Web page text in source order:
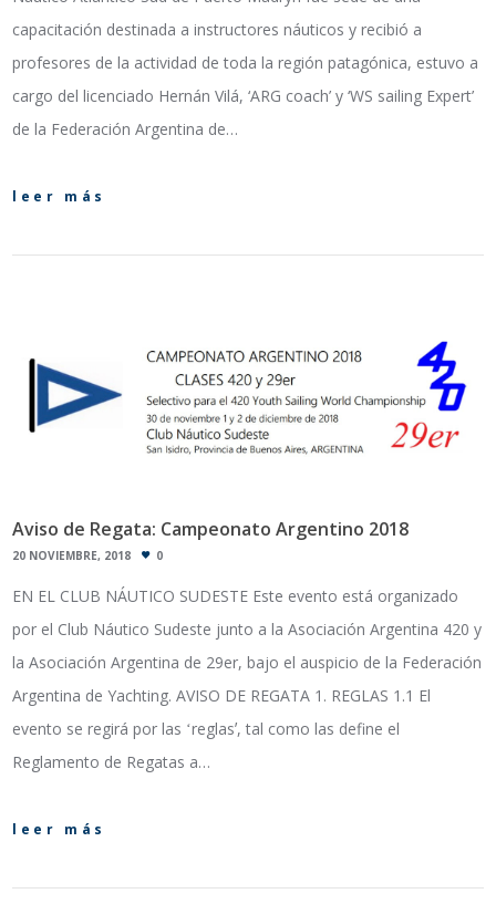
capacitación destinada a instructores náuticos y recibió a
profesores de la actividad de toda la región patagónica, estuvo a
cargo del licenciado Hernán Vilá, ‘ARG coach’ y ‘WS sailing Expert’
de la Federación Argentina de…
leer más
Aviso de Regata: Campeonato Argentino 2018
20 NOVIEMBRE, 2018 0
EN EL CLUB NÁUTICO SUDESTE Este evento está organizado
por el Club Náutico Sudeste junto a la Asociación Argentina 420 y
la Asociación Argentina de 29er, bajo el auspicio de la Federación
Argentina de Yachting. AVISO DE REGATA 1. REGLAS 1.1 El
evento se regirá por las ʻreglasʼ, tal como las define el
Reglamento de Regatas a…
leer más